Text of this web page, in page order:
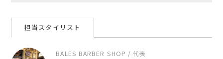
担当スタイリスト
BALES BARBER SHOP / 代表